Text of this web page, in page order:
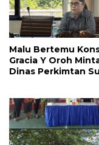
Malu Bertemu
Gracia Y Oroh
Dinas Perkimtan
Jalan di